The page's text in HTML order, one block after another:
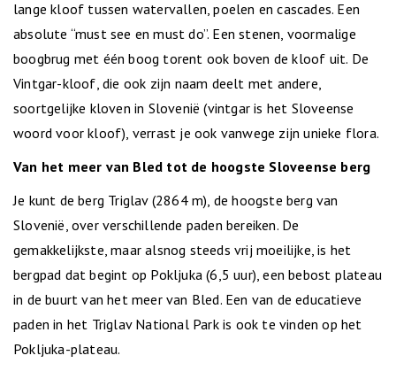
lange kloof tussen watervallen, poelen en cascades. Een
absolute “must see en must do”. Een stenen, voormalige
boogbrug met één boog torent ook boven de kloof uit. De
Vintgar-kloof, die ook zijn naam deelt met andere,
soortgelijke kloven in Slovenië (vintgar is het Sloveense
woord voor kloof), verrast je ook vanwege zijn unieke flora.
Van het meer van Bled tot de hoogste Sloveense berg
Je kunt de berg Triglav (2864 m), de hoogste berg van
Slovenië, over verschillende paden bereiken. De
gemakkelijkste, maar alsnog steeds vrij moeilijke, is het
bergpad dat begint op Pokljuka (6,5 uur), een bebost plateau
in de buurt van het meer van Bled. Een van de educatieve
paden in het Triglav National Park is ook te vinden op het
Pokljuka-plateau.